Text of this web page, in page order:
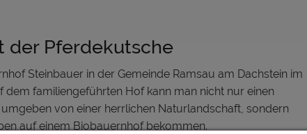
der Pferdekutsche
Steinbauer in der Gemeinde Ramsau am Dachstein im
familiengeführten Hof kann man nicht nur einen
von einer herrlichen Naturlandschaft, sondern
auf einem Biobauernhof bekommen.